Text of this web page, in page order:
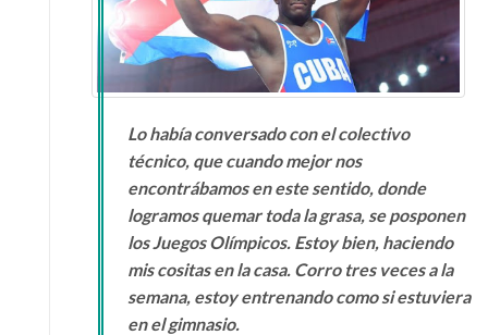
Lo había conversado con el colectivo
técnico, que cuando mejor nos
encontrábamos en este sentido, donde
logramos quemar toda la grasa, se posponen
los Juegos Olímpicos. Estoy bien, haciendo
mis cositas en la casa. Corro tres veces a la
semana, estoy entrenando como si estuviera
en el gimnasio.